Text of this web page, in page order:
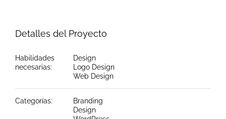
Detalles del Proyecto
Habilidades
necesarias:
Design
Logo Design
Web Design
Categorías:
Branding
Design